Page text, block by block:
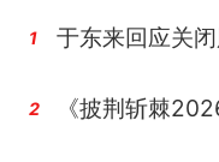
1
2 《披荆斩棘